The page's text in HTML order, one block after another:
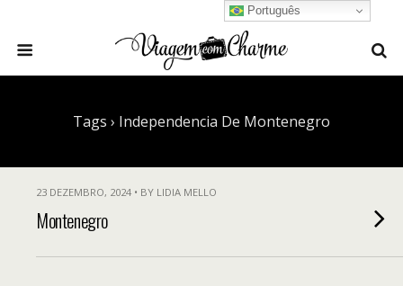
Tags › Independencia De Montenegro
23 DEZEMBRO, 2024 • BY LIDIA MELLO
Montenegro
Português